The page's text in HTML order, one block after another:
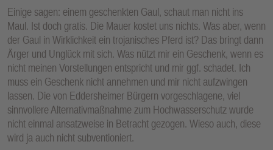
Einige sagen: einem geschenkten Gaul, schaut man nicht ins
Maul. Ist doch gratis. Die Mauer kostet uns nichts. Was aber, wenn
der Gaul in Wirklichkeit ein trojanisches Pferd ist? Das bringt dann
Ärger und Unglück mit sich. Was nützt mir ein Geschenk, wenn es
nicht meinen Vorstellungen entspricht und mir ggf. schadet. Ich
muss ein Geschenk nicht annehmen und mir nicht aufzwingen
lassen. Die von Eddersheimer Bürgern vorgeschlagene, viel
sinnvollere Alternativmaßnahme zum Hochwasserschutz wurde
nicht einmal ansatzweise in Betracht gezogen. Wieso auch, diese
wird ja auch nicht subventioniert.